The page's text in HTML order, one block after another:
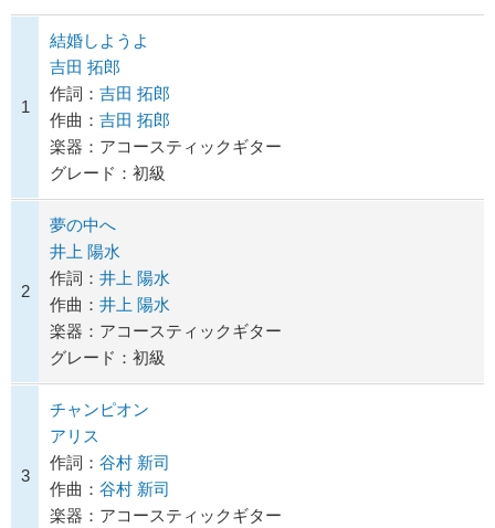
1
結婚しようよ
吉田 拓郎
作詞： 吉田 拓郎
作曲： 吉田 拓郎
楽器：アコースティックギター
グレード：初級
2
夢の中へ
井上 陽水
作詞： 井上 陽水
作曲： 井上 陽水
楽器：アコースティックギター
グレード：初級
3
チャンピオン
アリス
作詞： 谷村 新司
作曲： 谷村 新司
楽器：アコースティックギター